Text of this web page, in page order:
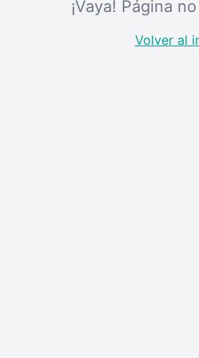
¡Vaya! Página
Volver al